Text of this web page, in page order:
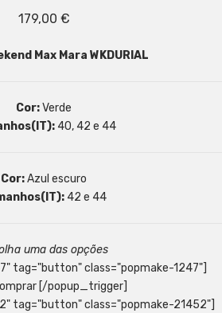
179,00 €
Max Mara WKDURIAL
Cor:Verde
40, 42 e 44
Cor:Azul escuro
42 e 44
uma das opções
tag="button" class="popmake-1247"]
[/popup_trigger]
tag="button" class="popmake-21452"]